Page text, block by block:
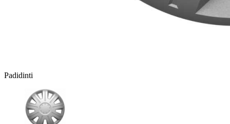
Padidinti